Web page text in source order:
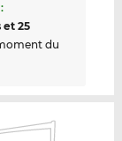
et 25
du